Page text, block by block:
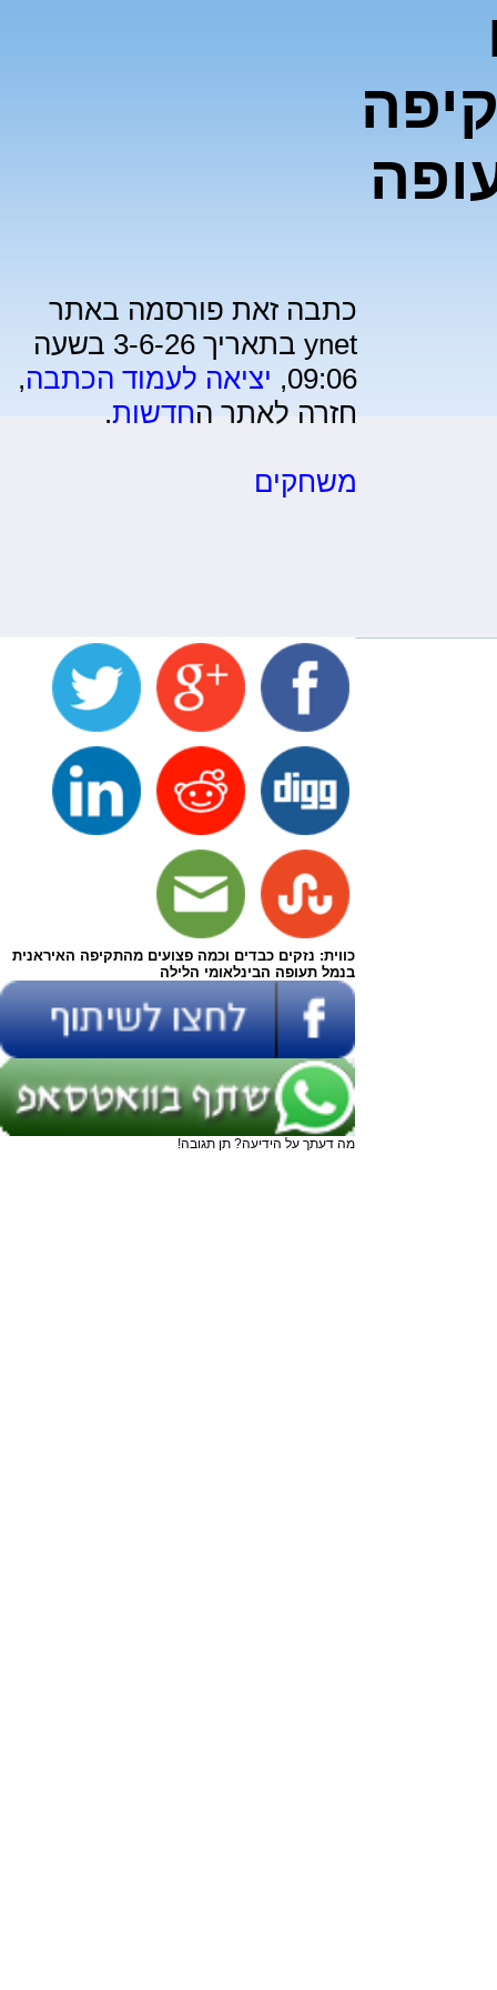
כתבה זאת פורסמה באתר
ynet בתאריך 3-6-26 בשעה
09:06, יציאה לעמוד הכתבה,
חזרה לאתר החדשות.
משחקים
כווית: נזקים כבדים וכמה פצועים מהתקיפה האיראנית
בנמל תעופה הבינלאומי הלילה
מה דעתך על הידיעה? תן תגובה!